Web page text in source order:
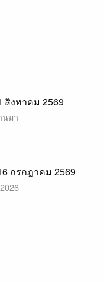
สิงหาคม 2569
นมา
กรกฎาคม 2569